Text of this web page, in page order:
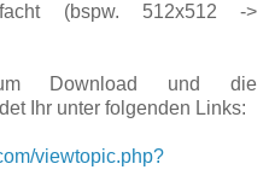
(bspw. 512x512 ->
Download und die
Ihr unter folgenden Links:
viewtopic.php?